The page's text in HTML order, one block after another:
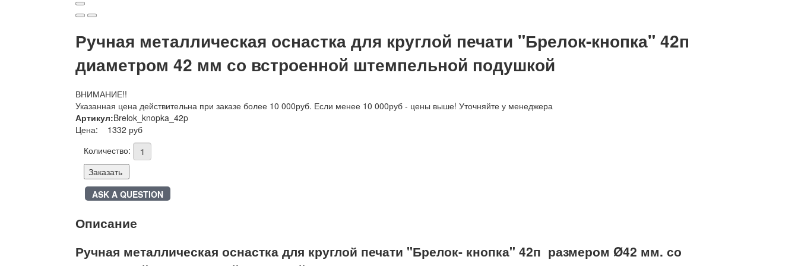
Ручная металлическая оснастка для круглой печати "Брелок-кнопка" 42п
диаметром 42 мм со встроенной штемпельной подушкой
ВНИМАНИЕ!!
Указанная цена действительна при заказе более 10 000руб. Если менее 10 000руб - цены выше! Уточняйте у менеджера
Артикул:Brelok_knopka_42p
Цена:
1332 руб
Количество:
Заказать
ASK A QUESTION
Описание
Ручная металлическая оснастка для круглой печати "Брелок- кнопка" 42п размером Ø42 мм. со